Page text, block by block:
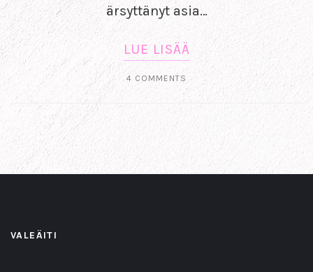
ärsyttänyt asia…
LUE LISÄÄ
4 COMMENTS
VALEÄITI